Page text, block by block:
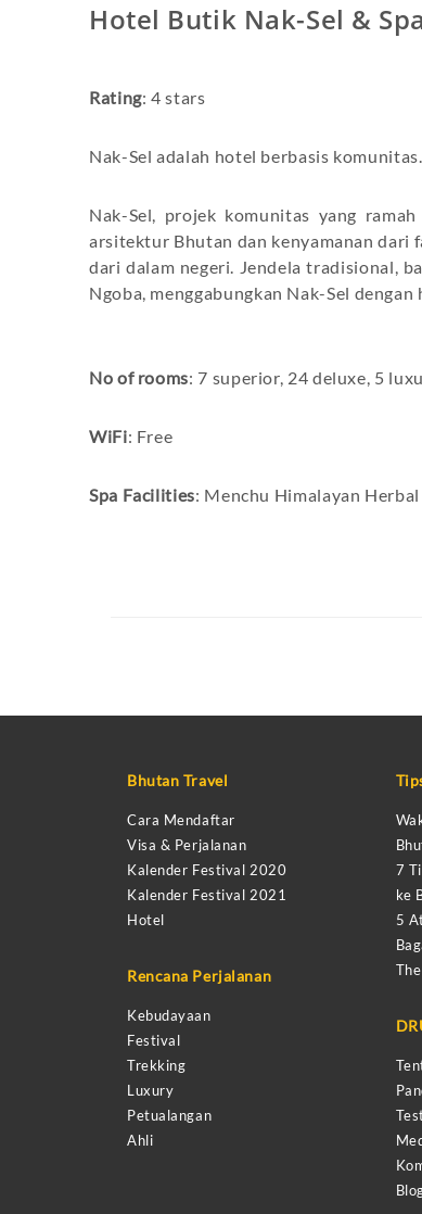
Hotel Butik Nak-Sel & Spa
Rating: 4 stars
Nak-Sel adalah hotel berbasis
Nak-Sel, projek komunitas yang
arsitektur Bhutan dan kenyamanan dari
dari dalam negeri. Jendela tradisional,
Ngoba, menggabungkan Nak-Sel dengan
No of rooms: 7 superior, 24 deluxe, 5
WiFi: Free
Spa Facilities: Menchu Himalayan Herbal
Bhutan Travel
Cara Mendaftar
Visa & Perjalanan
Kalender Festival 2020
Kalender Festival 2021
Hotel
Rencana Perjalanan
Kebudayaan
Festival
Trekking
Luxury
Petualangan
Ahli
7
ke
5